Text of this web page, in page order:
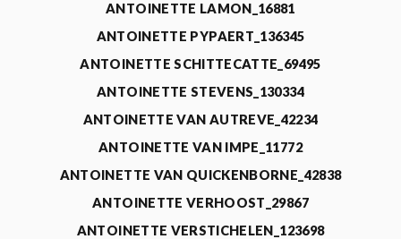
ANTOINETTE LAMON_16881
ANTOINETTE PYPAERT_136345
ANTOINETTE SCHITTECATTE_69495
ANTOINETTE STEVENS_130334
ANTOINETTE VAN AUTREVE_42234
ANTOINETTE VAN IMPE_11772
ANTOINETTE VAN QUICKENBORNE_42838
ANTOINETTE VERHOOST_29867
ANTOINETTE VERSTICHELEN_123698